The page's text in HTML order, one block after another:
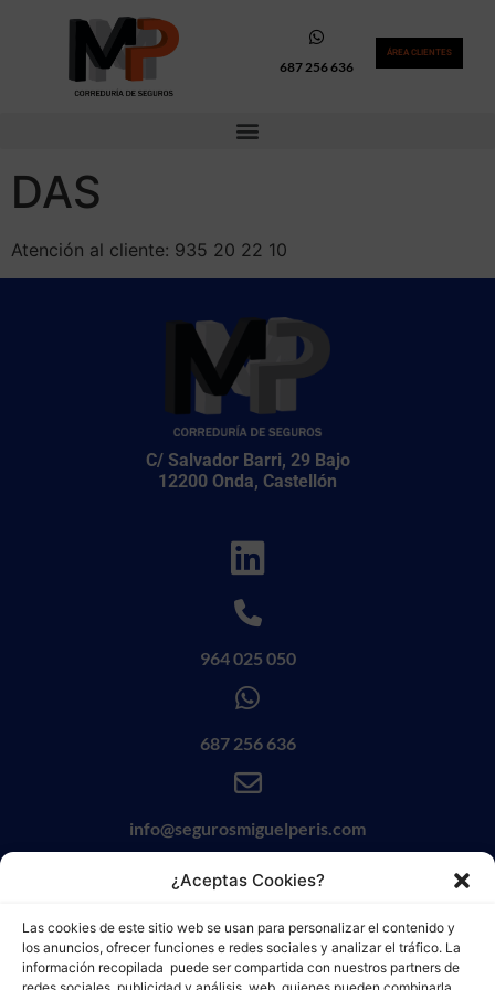
¿Aceptas Cookies?
Las cookies de este sitio web se usan para personalizar el contenido y
los anuncios, ofrecer funciones e redes sociales y analizar el tráfico. La
información recopilada puede ser compartida con nuestros partners de
687 256 636
ÁREA CLIENTES
DAS
Atención al cliente: 935 20 22 10
C/ Salvador Barri, 29 Bajo
12200 Onda, Castellón
964 025 050
687 256 636
info@segurosmiguelperis.com